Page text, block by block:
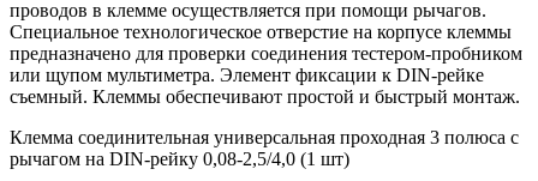
проводов в клемме осуществляется при помощи рычагов.
Специальное технологическое отверстие на корпусе клеммы
предназначено для проверки соединения тестером-пробником
или щупом мультиметра. Элемент фиксации к DIN-рейке
съемный. Клеммы обеспечивают простой и быстрый монтаж.
Клемма соединительная универсальная проходная 3 полюса с
рычагом на DIN-рейку 0,08-2,5/4,0 (1 шт)